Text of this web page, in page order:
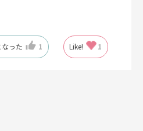
った 1 Like! 1